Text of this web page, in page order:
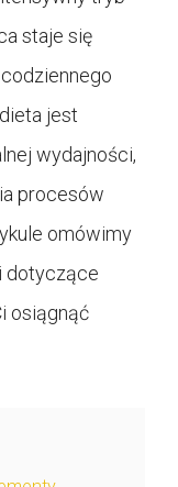
staje się
jest
wydajności,
procesów
omówimy
dotyczące
osiągnąć